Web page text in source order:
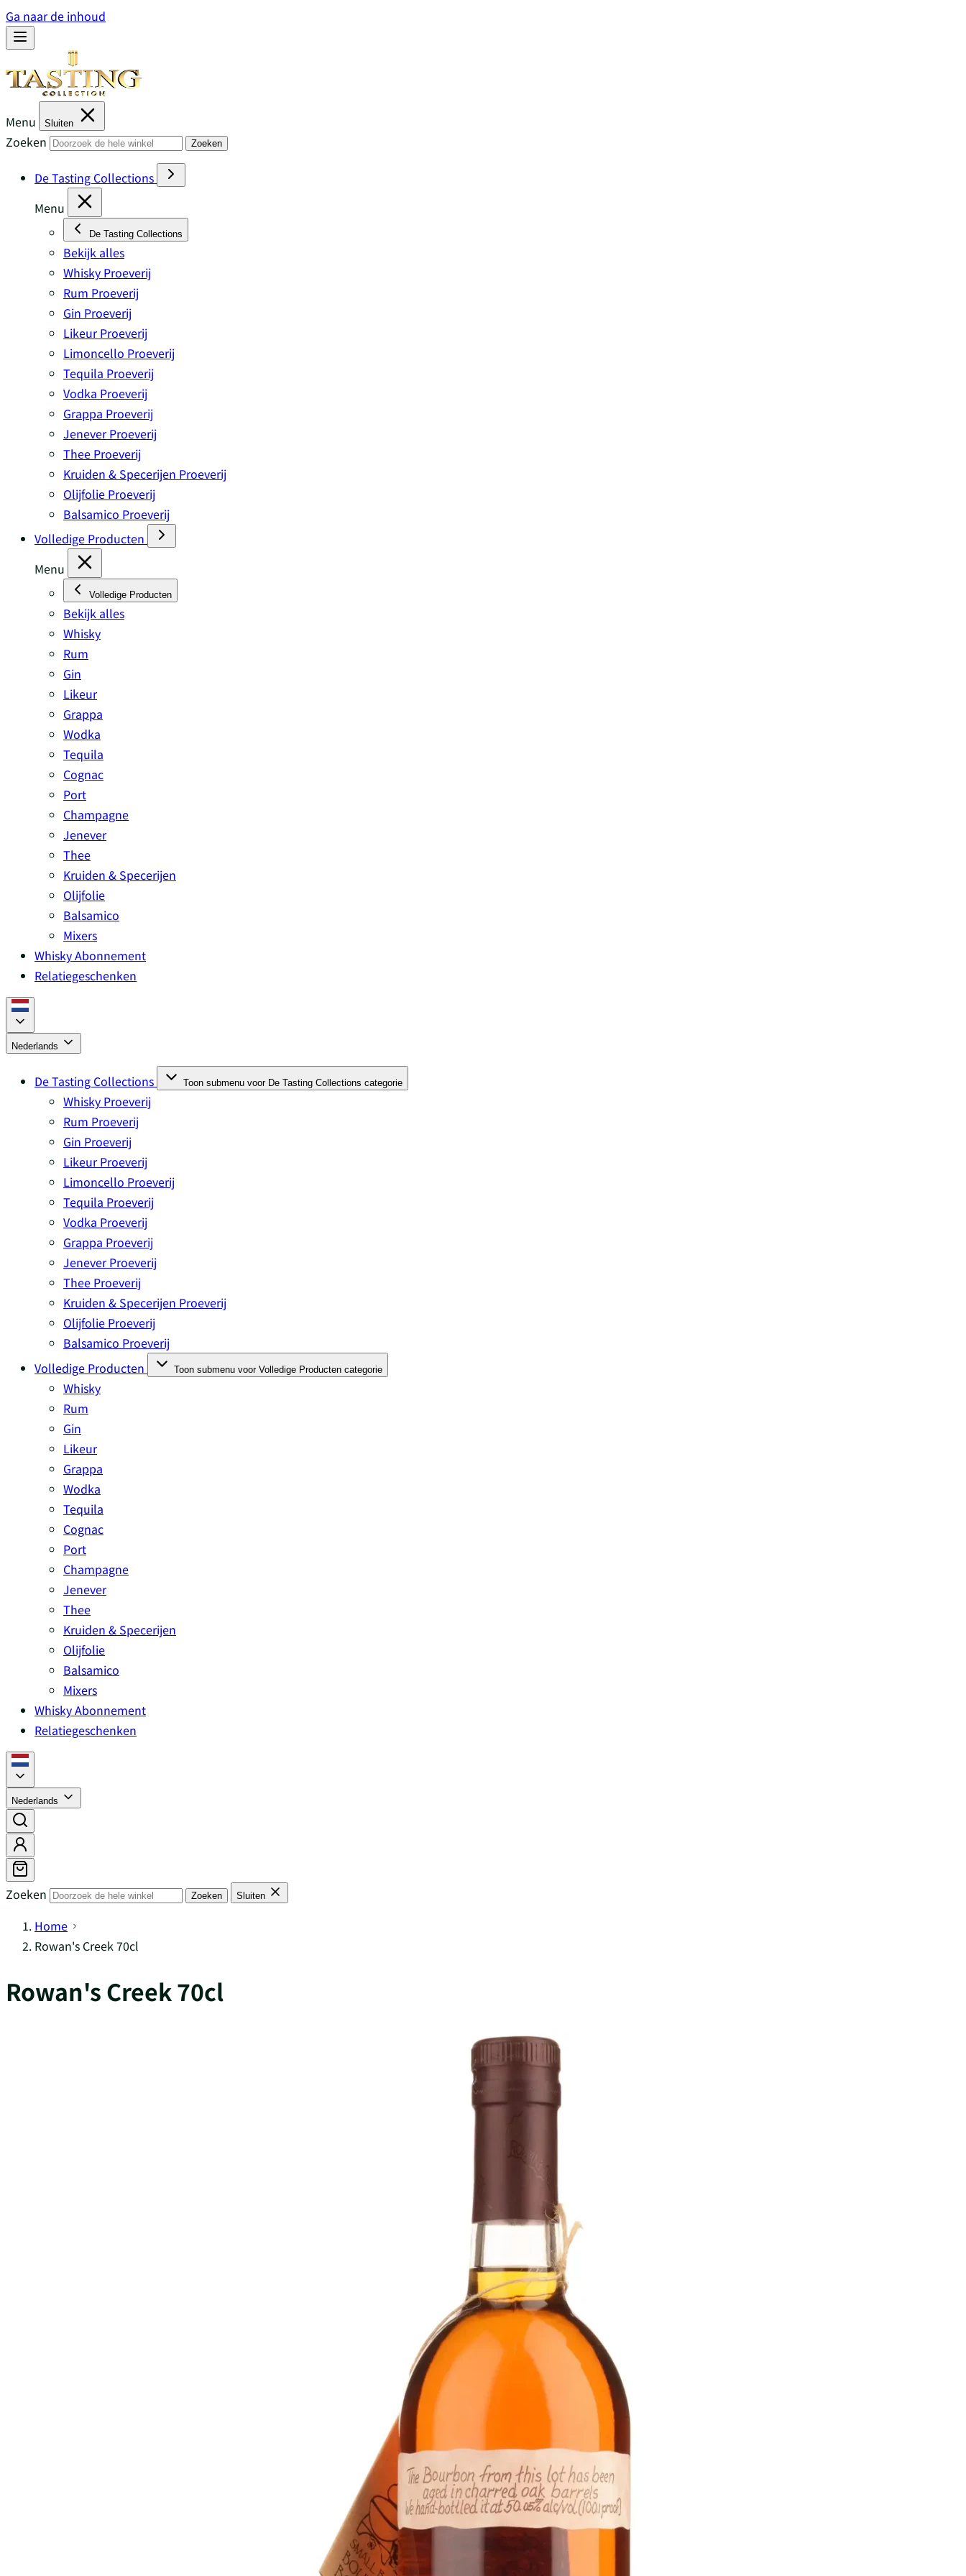
Ga naar de inhoud
Menu Sluiten
Zoeken Zoeken
De Tasting Collections
Menu
De Tasting Collections
Bekijk alles
Whisky Proeverij
Rum Proeverij
Gin Proeverij
Likeur Proeverij
Limoncello Proeverij
Tequila Proeverij
Vodka Proeverij
Grappa Proeverij
Jenever Proeverij
Thee Proeverij
Kruiden & Specerijen Proeverij
Olijfolie Proeverij
Balsamico Proeverij
Volledige Producten
Menu
Volledige Producten
Bekijk alles
Whisky
Rum
Gin
Likeur
Grappa
Wodka
Tequila
Cognac
Port
Champagne
Jenever
Thee
Kruiden & Specerijen
Olijfolie
Balsamico
Mixers
Whisky Abonnement
Relatiegeschenken
Nederlands
De Tasting Collections Toon submenu voor De Tasting Collections categorie
Whisky Proeverij
Rum Proeverij
Gin Proeverij
Likeur Proeverij
Limoncello Proeverij
Tequila Proeverij
Vodka Proeverij
Grappa Proeverij
Jenever Proeverij
Thee Proeverij
Kruiden & Specerijen Proeverij
Olijfolie Proeverij
Balsamico Proeverij
Volledige Producten
Toon submenu voor Volledige Producten categorie
Whisky
Rum
Gin
Likeur
Grappa
Wodka
Tequila
Cognac
Port
Champagne
Jenever
Thee
Kruiden & Specerijen
Olijfolie
Balsamico
Mixers
Whisky Abonnement
Relatiegeschenken
Nederlands
Zoeken Zoeken Sluiten
Home
Rowan's Creek 70cl
Rowan's Creek 70cl